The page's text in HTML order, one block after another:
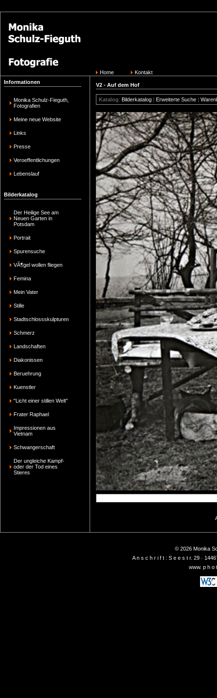
Home
Kontakt
Informationen
Monika Schulz-Fieguth,
Fotografien
Meine neue Website
Links
Presse
Veroeffentlichungen
Lebenslauf
Bilderkatalog
Der Heilige See am
Neuen Garten in
Potsdam
Portrait
Spurensuche
VÃ¶gel wollen fliegen
Femina
Mein Vater
Stille
Stadtschlossskulpturen
Schmerz
Landschaften
Diakonissen
Beruehrung
Kuenstler
"Licht einer stillen Welt"
Frater Raphael
Impressionen aus
Vietnam
Schwangerschaft
Der ungleiche Kampf-
oder der Tod eines
Stieres
V2 - Auf dem Hof
Katalog: Bilderkatalog | Erweiterte Suche |
© 2026 Monika
A n s c h r i f t : S e e s t r. 29 ·
www. p h o